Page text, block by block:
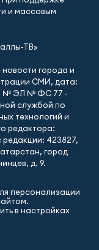
и массовым
ТВ»
города и
СМИ, дата:
№ ЭЛ № ФС 77 -
службой по
технологий и
редактора:
редакции: 423827,
город
д. 9.
персонализации
в настройках